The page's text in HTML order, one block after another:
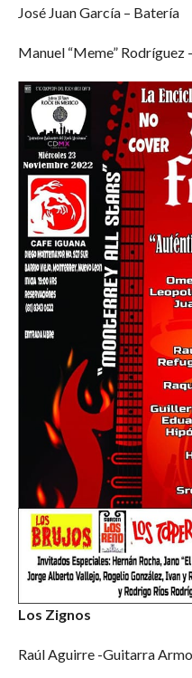
José Juan García – Batería
Manuel “Meme” Rodríguez
Los Zignos
Raúl Aguirre -Guitarra